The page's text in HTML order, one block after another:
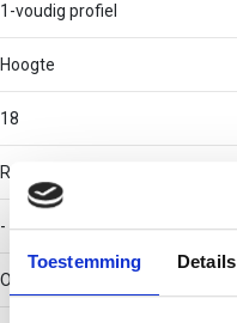
Toestemming Details
1-voudig profiel
Hoogte
18
RAL-nummer
-
Oppervlaktebescherming